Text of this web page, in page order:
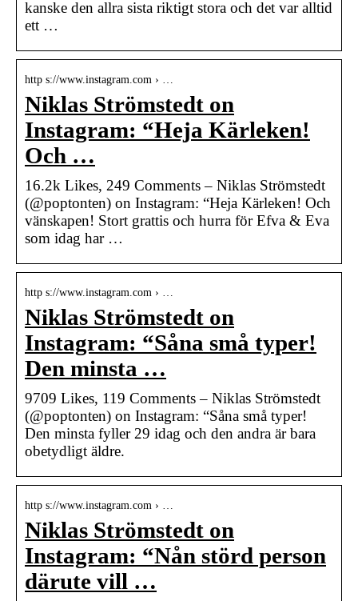
kanske den allra sista riktigt stora och det var alltid
ett …
http s://www.instagram.com › …
Niklas Strömstedt on
Instagram: “Heja Kärleken!
Och …
16.2k Likes, 249 Comments – Niklas Strömstedt
(@poptonten) on Instagram: “Heja Kärleken! Och
vänskapen! Stort grattis och hurra för Efva & Eva
som idag har …
http s://www.instagram.com › …
Niklas Strömstedt on
Instagram: “Såna små typer!
Den minsta …
9709 Likes, 119 Comments – Niklas Strömstedt
(@poptonten) on Instagram: “Såna små typer!
Den minsta fyller 29 idag och den andra är bara
obetydligt äldre.
http s://www.instagram.com › …
Niklas Strömstedt on
Instagram: “Nån störd person
därute vill …